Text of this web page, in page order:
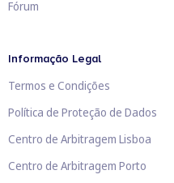
Fórum
Informação Legal
Termos e Condições
Política de Proteção de Dados
Centro de Arbitragem Lisboa
Centro de Arbitragem Porto